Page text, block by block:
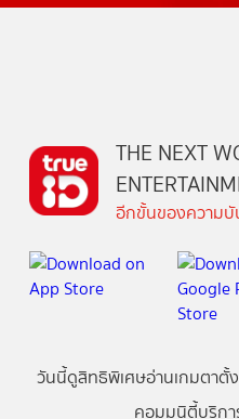
THE NEXT
อีกขั้นของความบั
วันนี้ดูสิทธิพิเศษอ่านเกมตาตั้ง
คอมมูนิตี้บริก